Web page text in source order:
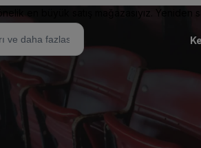
en büyük satış mağazasıyız.